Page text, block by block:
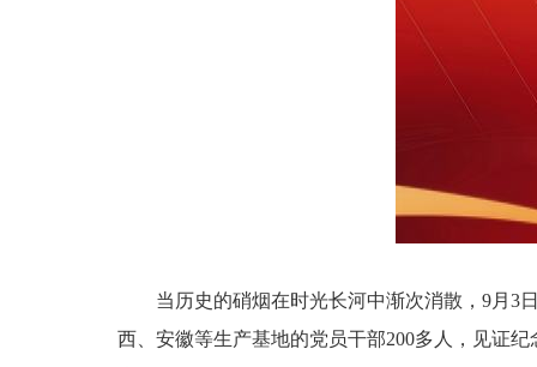
当历史的硝烟在时光长河中渐次消散，9月3
西、安徽等生产基地的党员干部200多人，见证